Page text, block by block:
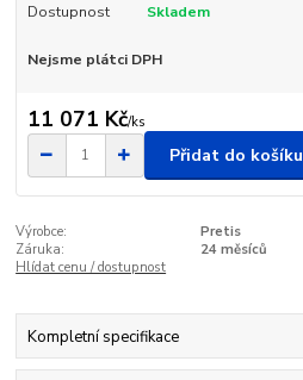
Dostupnost Skladem
Nejsme plátci DPH
11 071 Kč/ks
Přidat do košíku
Výrobce:
Pretis
Záruka:
24 měsíců
Hlídat cenu / dostupnost
Kompletní specifikace